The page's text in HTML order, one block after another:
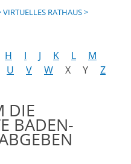
VIRTUELLES RATHAUS>
H I J K L
M
U V W X Y Z
DIE
BADEN-